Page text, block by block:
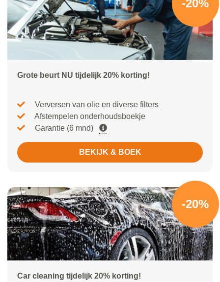
-20%
Grote beurt NU tijdelijk 20% korting!
Verversen van olie en diverse filters
Afstempelen onderhoudsboekje
Garantie (6 mnd)
BEKIJK & BOEK
-20%
Car cleaning tijdelijk 20% korting!